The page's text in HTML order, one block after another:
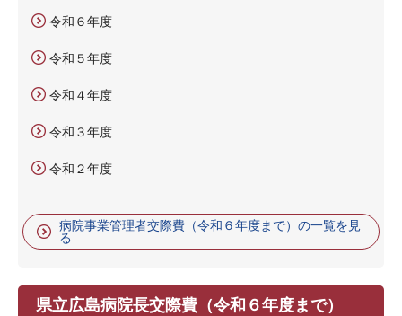
令和６年度
令和５年度
令和４年度
令和３年度
令和２年度
病院事業管理者交際費（令和６年度まで）の一覧を見
る
県立広島病院長交際費（令和６年度まで）